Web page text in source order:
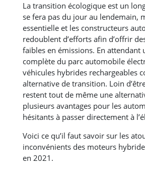
La transition écologique est un
se fera pas du jour au lendemain,
essentielle et les constructeurs
redoublent d’efforts afin d’offrir
faibles en émissions. En attendant
complète du parc automobile
véhicules hybrides rechargeables
alternative de transition. Loin
restent tout de même une
plusieurs avantages pour les
hésitants à passer directement à
Voici ce qu’il faut savoir sur les
inconvénients des moteurs
en 2021.